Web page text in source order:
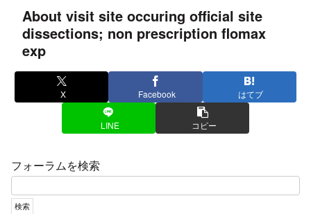
About visit site occuring official site
dissections; non prescription flomax
exp
X Facebook はてブ
LINE コピー
フォーラムを検索